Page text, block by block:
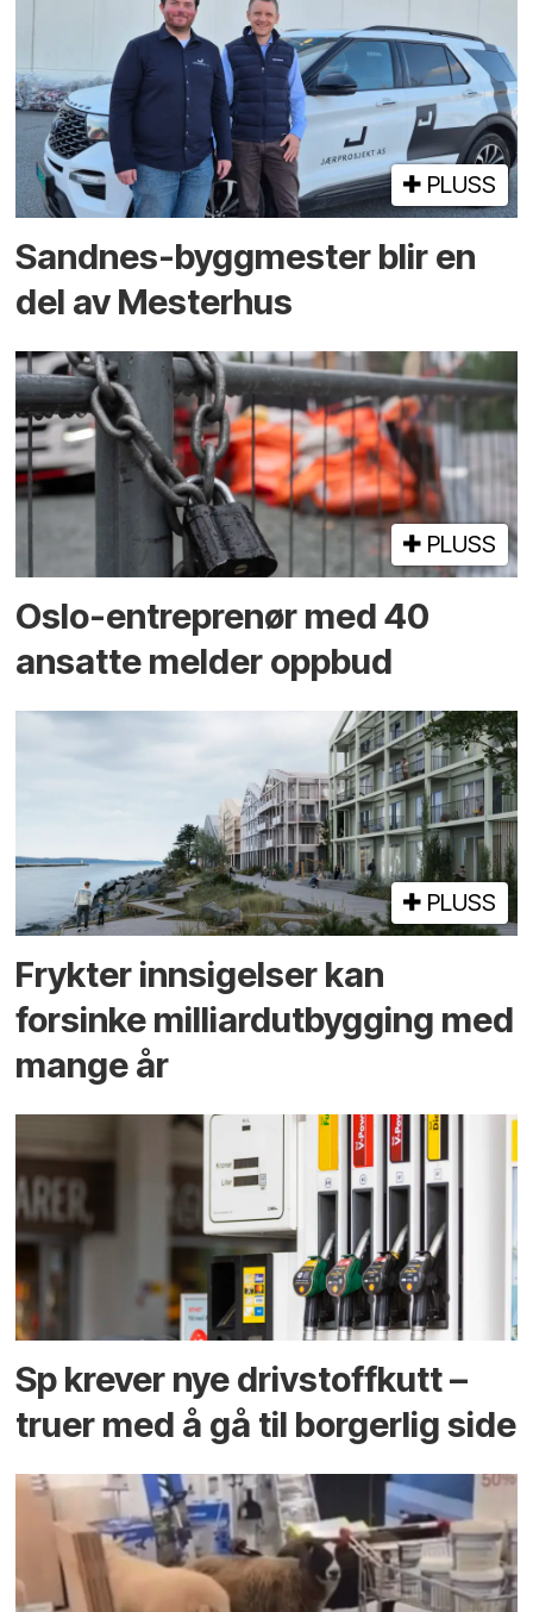
PLUSS
Sandnes-byggmester blir en
del av Mesterhus
PLUSS
Oslo-entreprenør med 40
ansatte melder oppbud
PLUSS
Frykter innsigelser kan
forsinke milliard­utbygging med
mange år
Sp krever nye drivstoffkutt –
truer med å gå til borgerlig side